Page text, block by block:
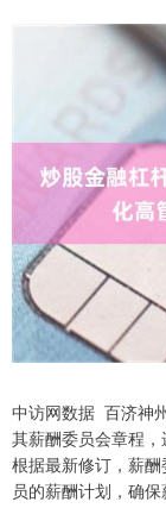
中访网数据 百济神
其薪酬委员会章程，
根据最新修订，薪
员的薪酬计划，确